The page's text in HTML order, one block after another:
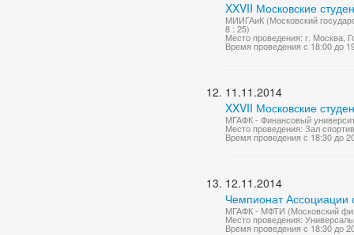
XXVII Московские
МИИГАиК (Московский
8 : 25)
Место проведения: г. Москва,
Время проведения с 18:00 до
11.11.2014
XXVII Московские
МГАФК - Финансовый
Место проведения: Зал
Время проведения с 18:30 до
12.11.2014
Чемпионат Ассоциации
МГАФК - МФТИ (Московский
Место проведения:
Время проведения с 18:30 до